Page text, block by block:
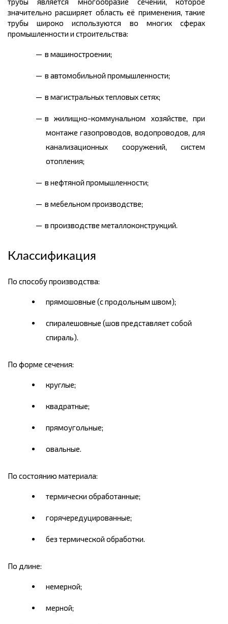
значительно расширяет область её применения, такие
трубы широко используются во многих сферах
промышленности и строительства:
в машиностроении;
в автомобильной промышленности;
в магистральных тепловых сетях;
в жилищно-коммунальном хозяйстве, при
монтаже газопроводов, водопроводов, для
канализационных сооружений, систем
отопления;
в нефтяной промышленности;
в мебельном производстве;
в производстве металлоконструкций.
Классификация
По способу производства:
прямошовные (с продольным швом);
спиралешовные (шов представляет собой
спираль).
По форме сечения:
круглые;
квадратные;
прямоугольные;
овальные.
По состоянию материала:
термически обработанные;
горячередуцированные;
без термической обработки.
По длине:
немерной;
мерной;